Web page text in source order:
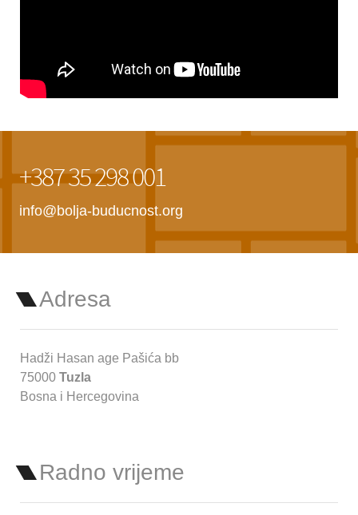
+387 35 298 001
info@bolja-buducnost.org
Adresa
Hadži Hasan age Pašića bb
75000 Tuzla
Bosna i Hercegovina
Radno vrijeme